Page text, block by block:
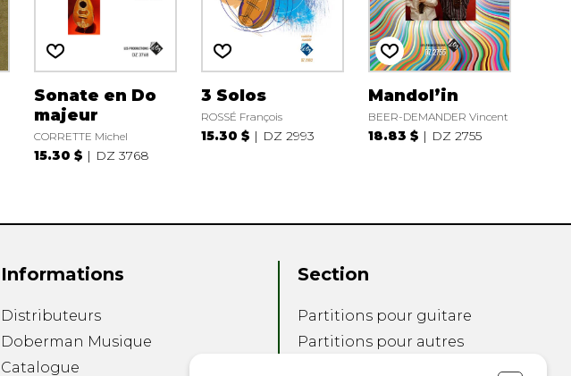
Sonate en Do
majeur
CORRETTE Michel
15.30 $ DZ 3768
3 Solos
ROSSÉ François
15.30 $ DZ 2993
Mandol’in
BEER-DEMANDER Vincent
18.83 $ DZ 2755
Informations
Distributeurs
Doberman Musique
Catalogue
Section
Partitions pour guitare
Partitions pour autres